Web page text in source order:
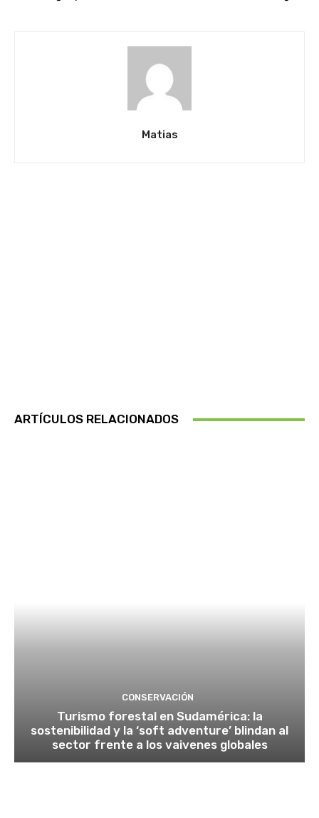
Matias
ARTÍCULOS RELACIONADOS
CONSERVACIÓN
Turismo forestal en Sudamérica: la
sostenibilidad y la ‘soft adventure’ blindan al
sector frente a los vaivenes globales